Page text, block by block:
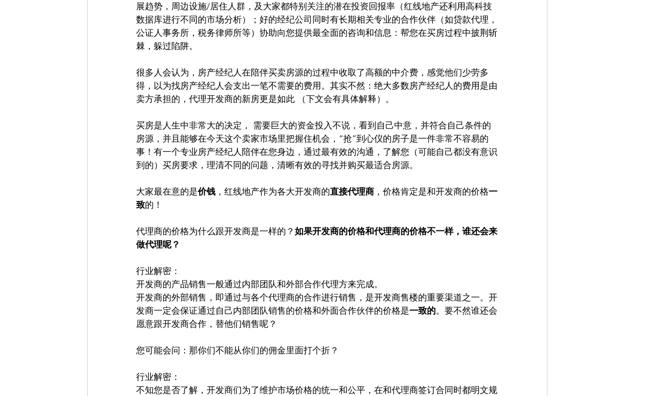
展趋势，周边设施/居住人群，及大家都特别关注的潜在投资回报率（红线地产还利用高科技
数据库进行不同的市场分析）；好的经纪公司同时有长期相关专业的合作伙伴（如贷款代理，
公证人事务所，税务律师所等）协助向您提供最全面的咨询和信息：帮您在买房过程中披荆斩
棘，躲过陷阱。
很多人会认为，房产经纪人在陪伴买卖房源的过程中收取了高额的中介费，感觉他们少劳多
得，以为找房产经纪人会支出一笔不需要的费用。其实不然：绝大多数房产经纪人的费用是由
卖方承担的，代理开发商的新房更是如此 （下文会有具体解释）。
买房是人生中非常大的决定， 需要巨大的资金投入不说，看到自己中意，并符合自己条件的
房源，并且能够在今天这个卖家市场里把握住机会，“抢”到心仪的房子是一件非常不容易的
事！有一个专业房产经纪人陪伴在您身边，通过最有效的沟通，了解您（可能自己都没有意识
到的）买房要求，理清不同的问题，清晰有效的寻找并购买最适合房源。
大家最在意的是价钱 ，红线地产作为各大开发商的直接代理商 ，价格肯定是和开发商的价格一
致的！
代理商的价格为什么跟开发商是一样的？ 如果开发商的价格和代理商的价格不一样，谁还会来
做代理呢？
行业解密：
开发商的产品销售一般通过内部团队和外部合作代理方来完成。
开发商的外部销售，即通过与各个代理商的合作进行销售，是开发商售楼的重要渠道之一。开
发商一定会保证通过自己内部团队销售的价格和外面合作伙伴的价格是一致的。要不然谁还会
愿意跟开发商合作，替他们销售呢？
您可能会问：那你们不能从你们的佣金里面打个折？
行业解密：
不知您是否了解，开发商们为了维护市场价格的统一和公平，在和代理商签订合同时都明文规